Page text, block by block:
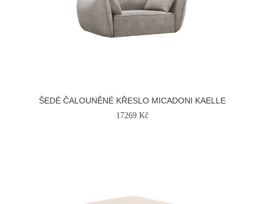
ŠEDÉ ČALOUNĚNÉ KŘESLO MICADONI KAELLE
17269 Kč